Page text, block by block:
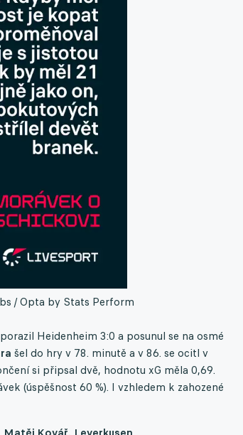
/ Opta by Stats Perform
Heidenheim 3:0 a posunul se na osmé
šel do hry v 78. minutě a v 86. se ocitl v
si připsal dvě, hodnotu xG měla 0,69.
(úspěšnost 60 %). I vzhledem k zahozené